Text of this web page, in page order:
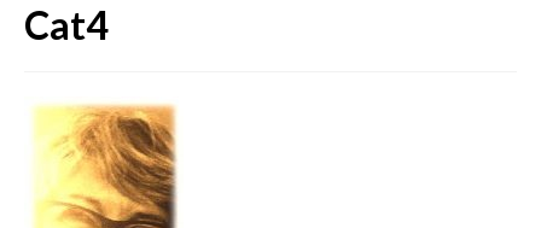
FORMATIONS
MERCHANDISING & VITRINES
FORMATIONS RH
Cat4